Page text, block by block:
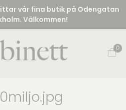
vår fina butik på Odengatan
Välkommen!
0